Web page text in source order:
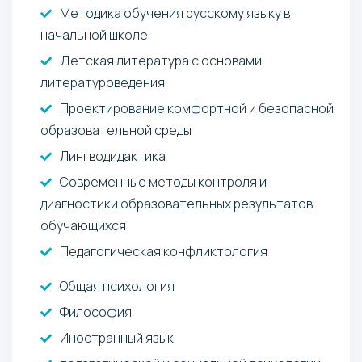
Методика обучения русскому языку в
начальной школе
Детская литература с основами
литературоведения
Проектирование комфортной и безопасной
образовательной среды
Лингводидактика
Современные методы контроля и
диагностики образовательных результатов
обучающихся
Педагогическая конфликтология
Общая психология
Философия
Иностранный язык